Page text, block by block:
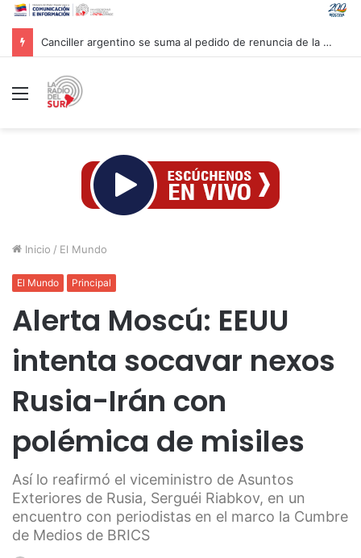
Canciller argentino se suma al pedido de renuncia de la vicepresidenta Villarruel
Menú
Inicio / El Mundo
El Mundo Principal
Alerta Moscú: EEUU
intenta socavar nexos
Rusia-Irán con
polémica de misiles
Así lo reafirmó el viceministro de Asuntos
Exteriores de Rusia, Serguéi Riabkov, en un
encuentro con periodistas en el marco la Cumbre
de Medios de BRICS